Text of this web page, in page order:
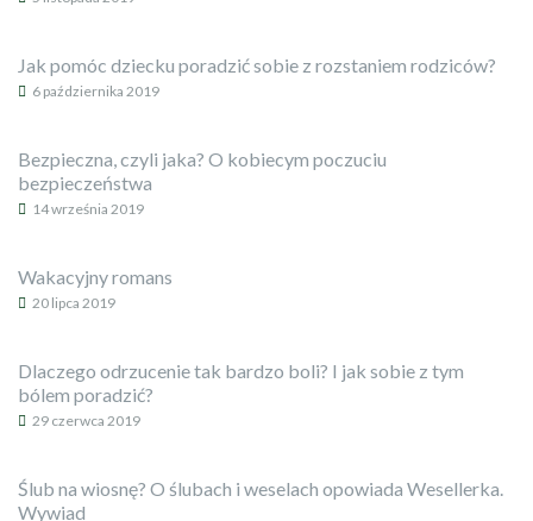
Jak pomóc dziecku poradzić sobie z rozstaniem rodziców?
6 października 2019
Bezpieczna, czyli jaka? O kobiecym poczuciu
bezpieczeństwa
14 września 2019
Wakacyjny romans
20 lipca 2019
Dlaczego odrzucenie tak bardzo boli? I jak sobie z tym
bólem poradzić?
29 czerwca 2019
Ślub na wiosnę? O ślubach i weselach opowiada Wesellerka.
Wywiad